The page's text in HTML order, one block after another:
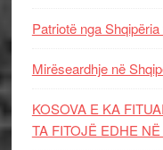
Patriotë nga
Mirëseardhje në
KOSOVA E KA
TA FITOJË EDHE